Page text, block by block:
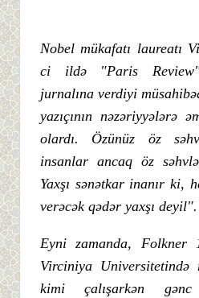
Nobel mükafatı laureatı
ci ildə "Paris
jurnalına verdiyi müsahibə
yazıçının nəzəriyyələrə ə
olardı. Özünüz öz sə
insanlar ancaq öz səhvlə
Yaxşı sənətkar inanırki,
verəcək qədər yaxşı deyil".
Eynizamanda, Folkner
Virciniya Universitetində
kimi çalışarkən gə